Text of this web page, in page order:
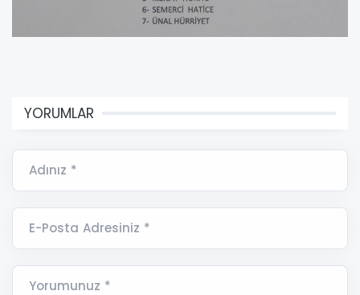
YORUMLAR
Adınız *
E-Posta Adresiniz *
Yorumunuz *